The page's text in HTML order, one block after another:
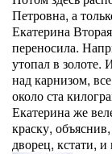
Петровна, а
Екатерина
переносила.
утопал в
над карнизом,
около ста
Екатерина же
краску,
дворец, кстати,